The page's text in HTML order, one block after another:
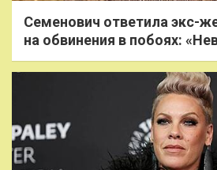
Семенович ответила экс-
на обвинения в побоях: